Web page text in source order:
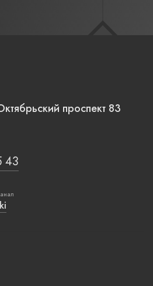
проспект 83
43